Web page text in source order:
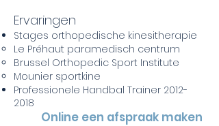
Ervaringen
Stages orthopedische kinesitherapie
Le Préhaut paramedisch centrum
Brussel Orthopedic Sport Institute
Mounier sportkine
Professionele Handbal Trainer 2012-
2018
Online een afspraak maken